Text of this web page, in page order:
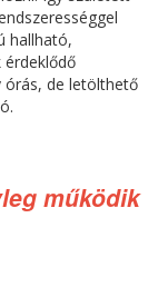
hallható,
órás, de letölthető
működik